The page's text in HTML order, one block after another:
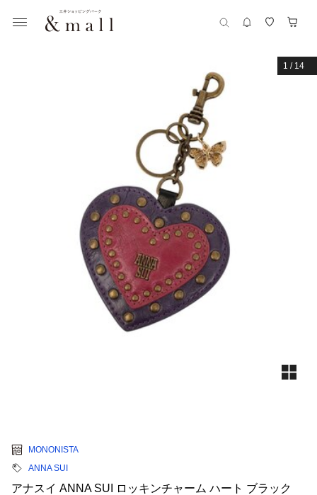
1 / 14
MONONISTA
ANNA SUI
アナスイ ANNA SUI ロッキンチャーム ハート ブラック